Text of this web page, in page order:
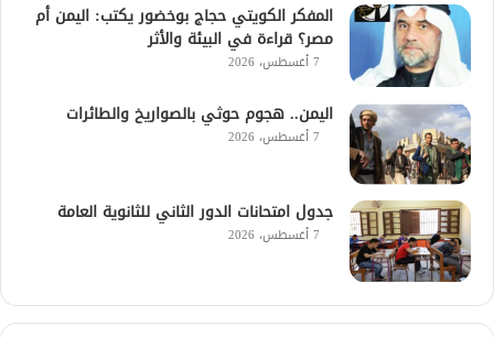
المفكر الكويتي حجاج بوخضور يكتب: اليمن أم
مصر؟ قراءة في البيئة والأثر
7 أغسطس، 2026
اليمن.. هجوم حوثي بالصواريخ والطائرات
7 أغسطس، 2026
جدول امتحانات الدور الثاني للثانوية العامة
7 أغسطس، 2026